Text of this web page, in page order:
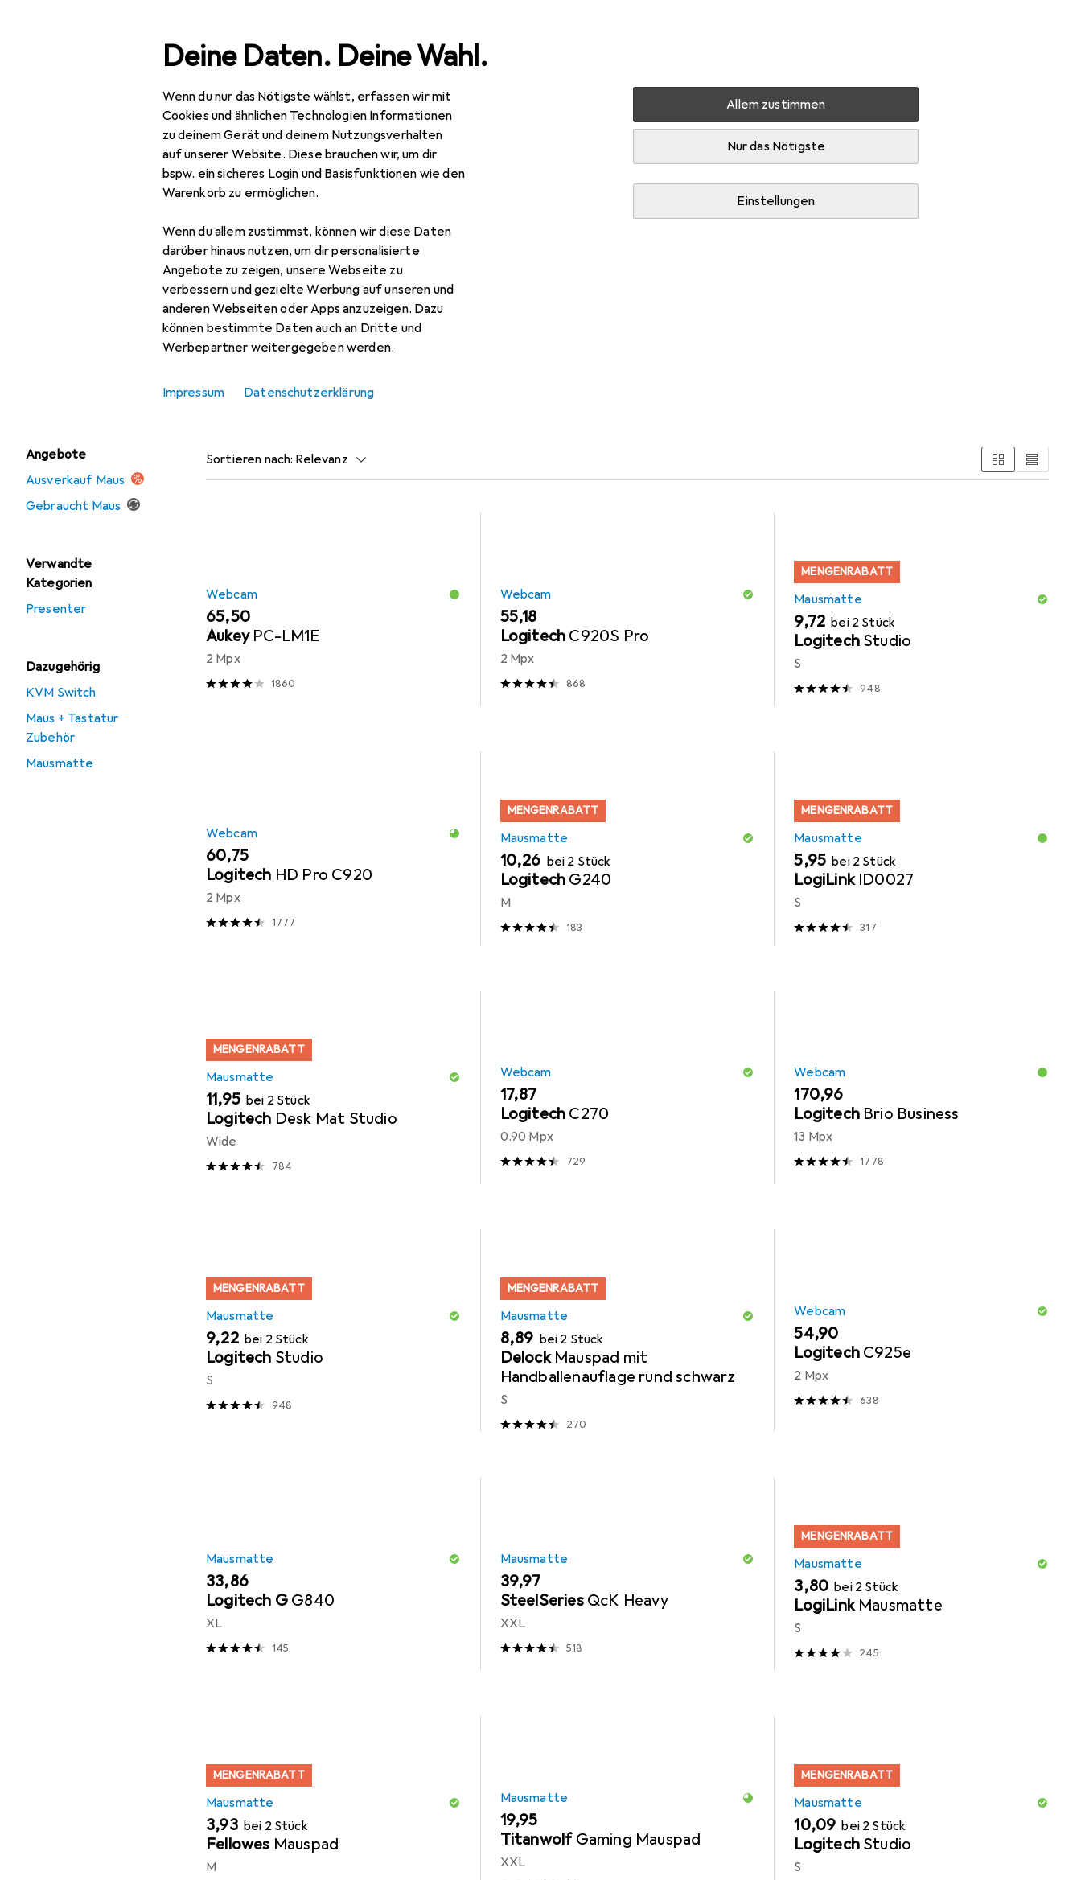
Deine Daten. Deine Wahl.
Wenn du nur das Nötigste wählst, erfassen wir mit
Cookies und ähnlichen Technologien Informationen
zu deinem Gerät und deinem Nutzungsverhalten
auf unserer Website. Diese brauchen wir, um dir
bspw. ein sicheres Login und Basisfunktionen wie den
Warenkorb zu ermöglichen.
Wenn du allem zustimmst, können wir diese Daten
darüber hinaus nutzen, um dir personalisierte
Angebote zu zeigen, unsere Webseite zu
verbessern und gezielte Werbung auf unseren und
anderen Webseiten oder Apps anzuzeigen. Dazu
können bestimmte Daten auch an Dritte und
Werbepartner weitergegeben werden.
Allem zustimmen
Nur das Nötigste
Einstellungen
Impressum Datenschutzerklärung
Navigation nach Kategorien
Angebote
Ausverkauf Maus
Gebraucht Maus
Verwandte
Kategorien
Presenter
Dazugehörig
KVM Switch
Maus + Tastatur
Zubehör
Mausmatte
Gesamtsortiment IT + Multimedia Peripherie HP GT-200 Zubehör
HP GT-200
Zubehör für HP GT-200
Hier findest du passendes Zubehör zum Produkt HP GT-200 aus den Kategorien Webcam und Mausmatte.
Sortieren nach: Relevanz
Webcam
EUR
65,50
Aukey PC-LM1E
2 Mpx
1860
Webcam
EUR
55,18
Logitech C920S Pro
2 Mpx
868
MENGENRABATT
Mausmatte
EUR
9,72 bei 2 Stück
Logitech Studio
S
948
Webcam
EUR
60,75
Logitech HD Pro C920
2 Mpx
1777
MENGENRABATT
Mausmatte
EUR
10,26 bei 2 Stück
Logitech G240
M
183
MENGENRABATT
Mausmatte
EUR
5,95 bei 2 Stück
LogiLink ID0027
S
317
MENGENRABATT
Mausmatte
EUR
11,95 bei 2 Stück
Logitech Desk Mat Studio
Wide
784
Webcam
EUR
17,87
Logitech C270
0.90 Mpx
729
Webcam
EUR
170,96
Logitech Brio Business
13 Mpx
1778
MENGENRABATT
Mausmatte
EUR
9,22 bei 2 Stück
Logitech Studio
S
948
MENGENRABATT
Mausmatte
EUR
8,89 bei 2 Stück
Delock Mauspad mit
Handballenauflage rund schwarz
S
270
Webcam
EUR
54,90
Logitech C925e
2 Mpx
638
Mausmatte
EUR
33,86
Logitech G G840
XL
145
Mausmatte
EUR
39,97
SteelSeries QcK Heavy
XXL
518
MENGENRABATT
Mausmatte
EUR
3,80 bei 2 Stück
LogiLink Mausmatte
S
245
MENGENRABATT
Mausmatte
EUR
3,93 bei 2 Stück
Fellowes Mauspad
M
Mausmatte
EUR
19,95
Titanwolf Gaming Mauspad
XXL
MENGENRABATT
Mausmatte
EUR
10,09 bei 2 Stück
Logitech Studio
S